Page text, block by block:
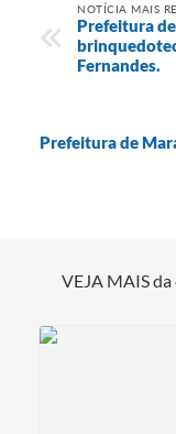
NOTÍCIA MAIS
Prefeitura
Fernandes.
Prefeitura de
VEJA MAIS